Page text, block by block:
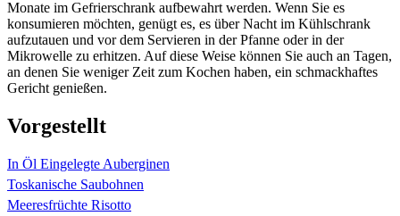
Monate im Gefrierschrank aufbewahrt werden. Wenn Sie es
konsumieren möchten, genügt es, es über Nacht im Kühlschrank
aufzutauen und vor dem Servieren in der Pfanne oder in der
Mikrowelle zu erhitzen. Auf diese Weise können Sie auch an Tagen,
an denen Sie weniger Zeit zum Kochen haben, ein schmackhaftes
Gericht genießen.
Vorgestellt
In Öl Eingelegte Auberginen
Toskanische Saubohnen
Meeresfrüchte Risotto